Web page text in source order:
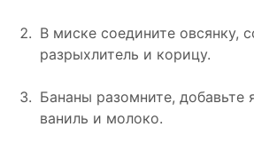
В миске соедините овсянку,
разрыхлитель и корицу.
Бананы разомните, добавьте
ваниль и молоко.